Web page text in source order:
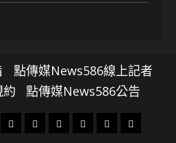
點傳媒News586線上記者
點傳媒News586公告
專
娛
政
國
運
生